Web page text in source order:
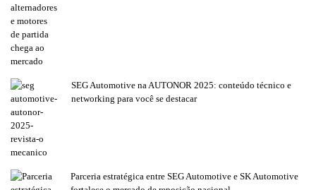
SEG Automotive na AUTONOR 2025: conteúdo técnico e
networking para você se destacar
Parceria estratégica entre SEG Automotive e SK Automotive